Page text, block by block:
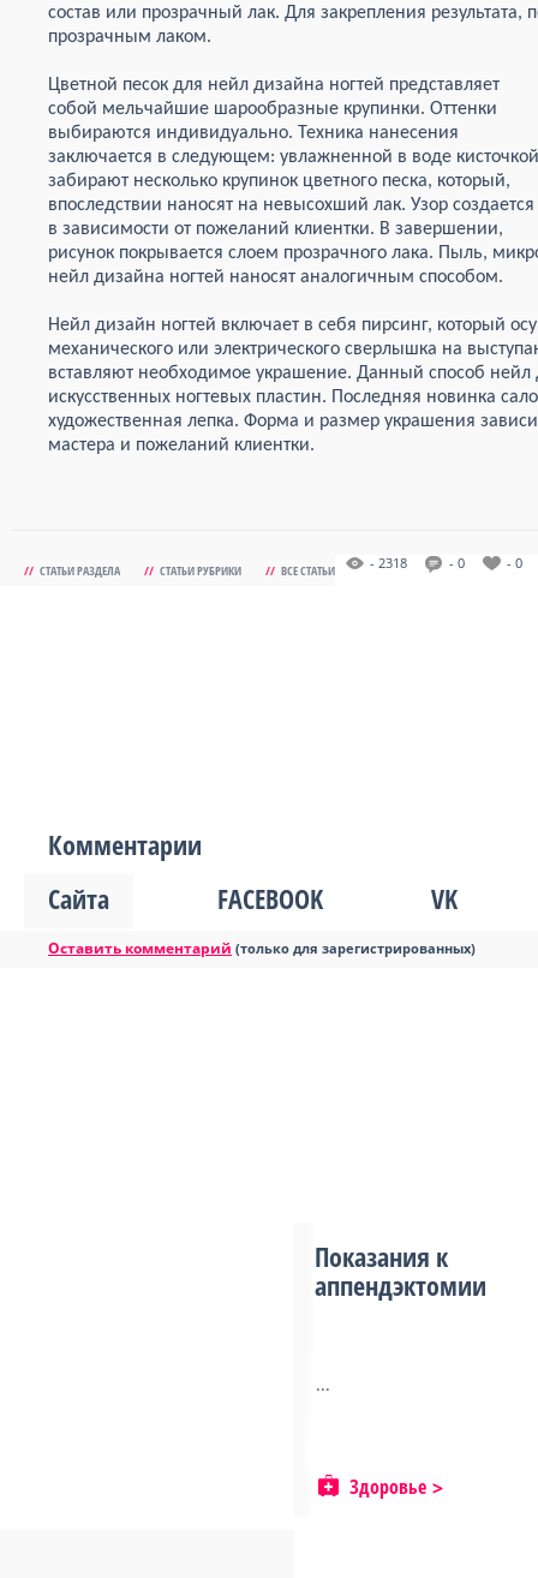
состав или прозрачный лак. Для закрепления результата,
прозрачным лаком.
Цветной песок для нейл дизайна ногтей представляет
собой мельчайшие шарообразные крупинки. Оттенки
выбираются индивидуально. Техника нанесения
заключается в следующем: увлажненной в воде кисточкой
забирают несколько крупинок цветного песка, который,
впоследствии наносят на невысохший лак. Узор создается
в зависимости от пожеланий клиентки. В завершении,
рисунок покрывается слоем прозрачного лака. Пыль,
нейл дизайна ногтей наносят аналогичным способом.
Нейл дизайн ногтей включает в себя пирсинг, который
механического или электрического сверлышка на
вставляют необходимое украшение. Данный способ нейл
искусственных ногтевых пластин. Последняя новинка
художественная лепка. Форма и размер украшения
мастера и пожеланий клиентки.
// СТАТЬИ РАЗДЕЛА // СТАТЬИ РУБРИКИ // ВСЕ СТАТЬИ - 2318 - 0 - 0
Комментарии
Сайта
FACEBOOK VK
Оставить комментарий (только для зарегистрированных)
Показания к
аппендэктомии
...
Здоровье